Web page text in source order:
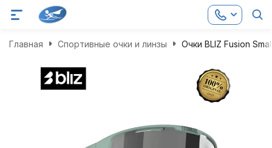
Главная Спортивные очки и линзы Очки BLIZ Fusion